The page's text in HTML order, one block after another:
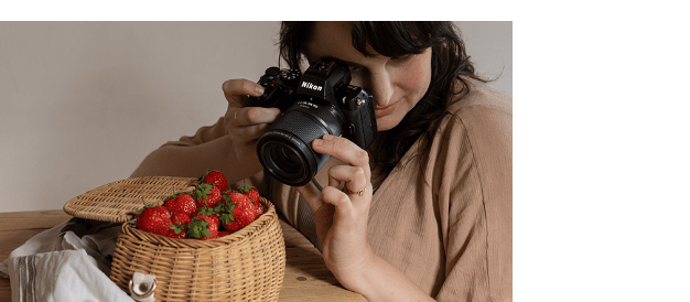
Adresse*